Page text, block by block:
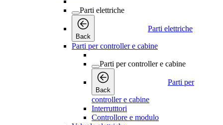
Parti elettriche
Back
Parti elettriche
Parti per controller e cabine
Parti per controller e cabine
Back
Parti per
controller e cabine
Interrutttori
Controllore e modulo